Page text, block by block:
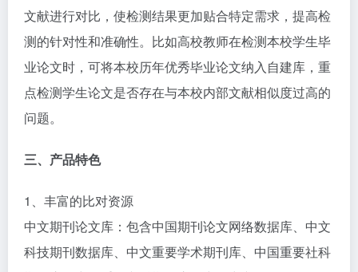
文献进行对比，使检测结果更加贴合特定需求，提高检
测的针对性和准确性。比如高校教师在检测本校学生毕
业论文时，可将本校历年优秀毕业论文纳入自建库，重
点检测学生论文是否存在与本校内部文献相似度过高的
问题。​
三、产品特色​
1、丰富的比对资源​
中文期刊论文库：包含中国期刊论文网络数据库、中文
科技期刊数据库、中文重要学术期刊库、中国重要社科